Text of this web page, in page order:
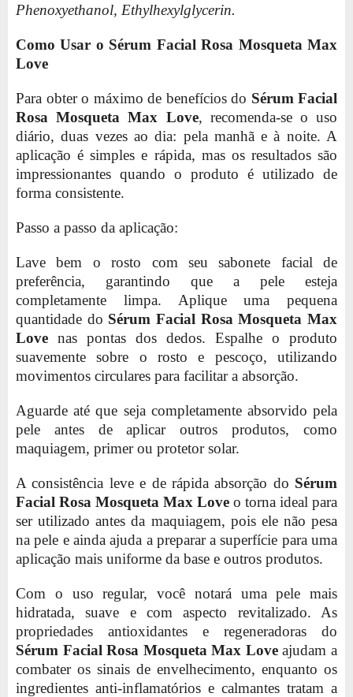
Phenoxyethanol, Ethylhexylglycerin.
Como Usar o Sérum Facial Rosa Mosqueta Max
Love
Para obter o máximo de benefícios do Sérum Facial
Rosa Mosqueta Max Love, recomenda-se o uso
diário, duas vezes ao dia: pela manhã e à noite. A
aplicação é simples e rápida, mas os resultados são
impressionantes quando o produto é utilizado de
forma consistente.
Passo a passo da aplicação:
Lave bem o rosto com seu sabonete facial de
preferência, garantindo que a pele esteja
completamente limpa. Aplique uma pequena
quantidade do Sérum Facial Rosa Mosqueta Max
Love nas pontas dos dedos. Espalhe o produto
suavemente sobre o rosto e pescoço, utilizando
movimentos circulares para facilitar a absorção.
Aguarde até que seja completamente absorvido pela
pele antes de aplicar outros produtos, como
maquiagem, primer ou protetor solar.
A consistência leve e de rápida absorção do Sérum
Facial Rosa Mosqueta Max Love o torna ideal para
ser utilizado antes da maquiagem, pois ele não pesa
na pele e ainda ajuda a preparar a superfície para uma
aplicação mais uniforme da base e outros produtos.
Com o uso regular, você notará uma pele mais
hidratada, suave e com aspecto revitalizado. As
propriedades antioxidantes e regeneradoras do
Sérum Facial Rosa Mosqueta Max Loveajudam a
combater os sinais de envelhecimento, enquanto os
ingredientes anti-inflamatórios e calmantes tratam a